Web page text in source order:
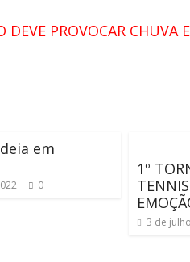
DEVE PROVOCAR CHUVA
em
0
1º
3 de